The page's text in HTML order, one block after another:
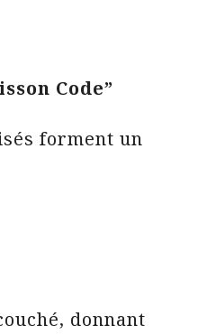
Code”
forment un
donnant